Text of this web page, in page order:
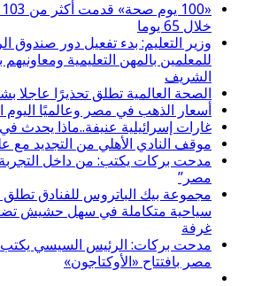
خلال 65 يوما
وزير التعليم: بدء تفعيل دور صندوق
للمعلمين بالمهن التعليمية ومعاونيهم
الشريف
الصحة العالمية تطلق تحذيرًا عاجلا
أسعار الذهب في مصر وعالميًا اليوم السبت
غارات إسرائيلية عنيفة..ماذا يحدث
موقف النادي الأهلي من التجديد مع
مدحت بركات يكتب: من داخل
مصر”
غرفة
مدحت بركات: الرئيس السيسي
مصر بافتتاح «الأوكتاجون»